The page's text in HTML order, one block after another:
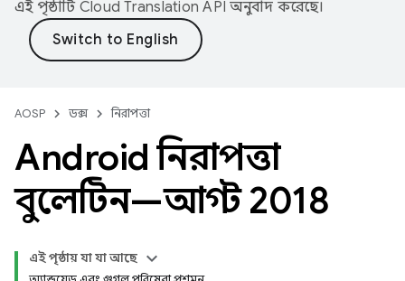
এই পৃষ্ঠাটি Cloud Translation API অনুবাদ করেছে।
AOSP ডক্স নিরাপত্তা
Android নিরাপত্তা
বুলেটিন—আগস্ট 2018
এই পৃষ্ঠায় যা যা আছে